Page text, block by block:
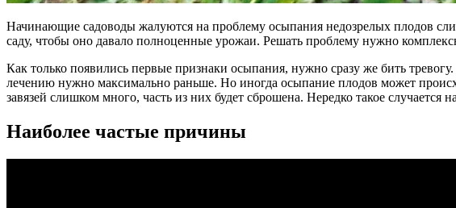
Начинающие садоводы жалуются на проблему осыпания недозрелых плодов
саду, чтобы оно давало полноценные урожаи. Решать проблему нужно
Как только появились первые признаки осыпания, нужно сразу же бить
лечению нужно максимально раньше. Но иногда осыпание плодов может
завязей слишком много, часть из них будет сброшена. Нередко такое
Наиболее частые причины